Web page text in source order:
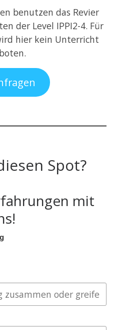
benutzen das Revier
der Level IPPI2-4. Für
hier kein Unterricht
Spot?
mit